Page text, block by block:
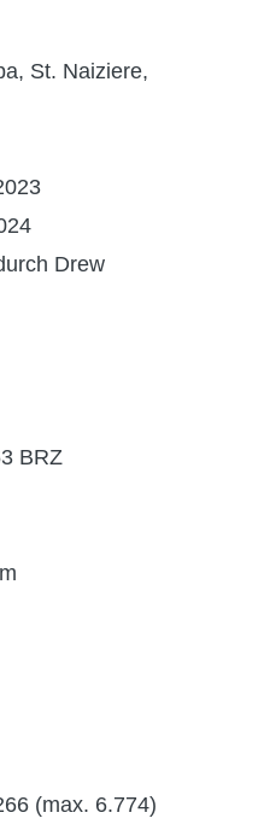
St. Naiziere,
Drew
BRZ
(max. 6.774)